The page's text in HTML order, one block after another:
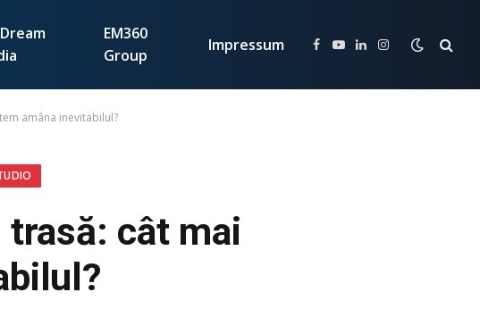
EM360
Group
Impressum Facebook
YouTube
LinkedInInstagram
amâna inevitabilul?
cât mai